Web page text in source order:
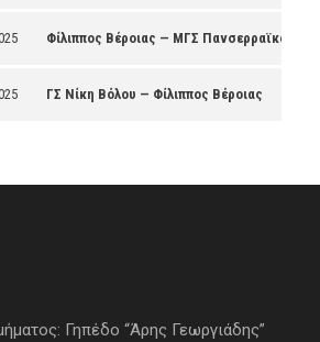
Φίλιππος Βέροιας — ΜΓΣ Πανσερραϊκός
ΓΣ Νίκη Βόλου — Φίλιππος Βέροιας
Γηπέδο “Άρης Γεωργιάδης”